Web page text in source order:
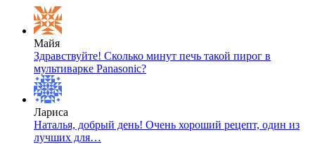
Майя
Здравствуйте! Сколько минут печь такой пирог в
мультиварке Panasonic?
Лариса
Наталья, добрый день! Очень хороший рецепт, один из
лучших для…